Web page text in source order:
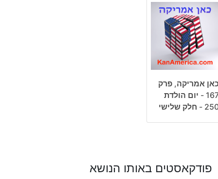
אמריקה, פרק
167 - יום הולדת
- חלק שלישי
פודקאסטים באותו הנושא